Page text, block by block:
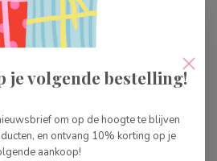
-
Little Dutch Knuffelpop
€17,99
je volgende bestelling!
om op de hoogte te blijven
en ontvang 10% korting op je
aankoop!